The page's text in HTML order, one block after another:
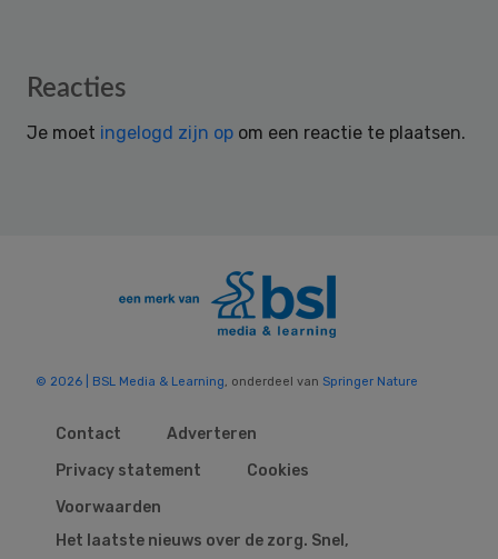
Reader
Reacties
Je moet ingelogd zijn op om een reactie te plaatsen.
© 2026 | BSL Media & Learning , onderdeel van Springer Nature
Contact
Adverteren
Privacy statement
Cookies
Voorwaarden
Het laatste nieuws over de zorg. Snel,